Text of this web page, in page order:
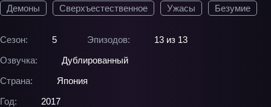
Демоны Сверхъестественное Ужасы Безумие
Сезон: 5 Эпизодов:
13 из 13
Озвучка:
Дублированный
Страна:
Япония
Год:
2017